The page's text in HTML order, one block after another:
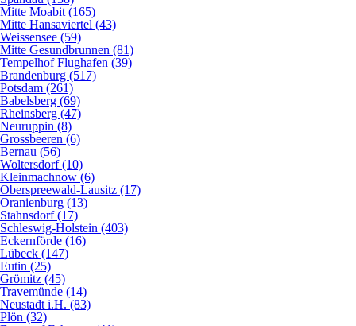
Mitte Moabit (165)
Mitte Hansaviertel (43)
Weissensee (59)
Mitte Gesundbrunnen (81)
Tempelhof Flughafen (39)
Brandenburg (517)
Potsdam (261)
Babelsberg (69)
Rheinsberg (47)
Neuruppin (8)
Grossbeeren (6)
Bernau (56)
Woltersdorf (10)
Kleinmachnow (6)
Oberspreewald-Lausitz (17)
Oranienburg (13)
Stahnsdorf (17)
Schleswig-Holstein (403)
Eckernförde (16)
Lübeck (147)
Eutin (25)
Grömitz (45)
Travemünde (14)
Neustadt i.H. (83)
Plön (32)